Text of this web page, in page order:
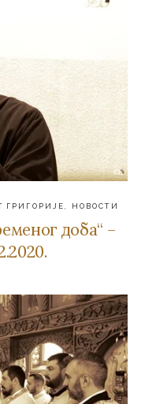
ГРИГОРИЈЕ НОВОСТИ
доба“ –